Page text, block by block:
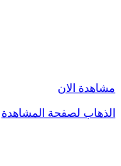
مشاهدة الان
الذهاب لصفحة المشاهدة